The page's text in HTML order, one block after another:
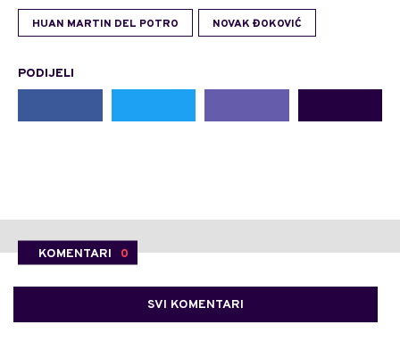
HUAN MARTIN DEL POTRO NOVAK ĐOKOVIĆ
PODIJELI
KOMENTARI 0
SVI KOMENTARI